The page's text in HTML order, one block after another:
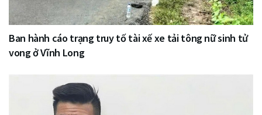
Ban hành cáo trạng truy tố tài xế xe tải tông nữ sinh tử
vong ở Vĩnh Long